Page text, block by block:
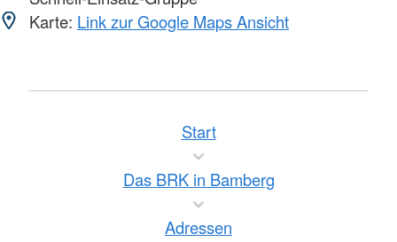
Karte: Link zur Google Maps Ansicht
Start
Das BRK in Bamberg
Adressen